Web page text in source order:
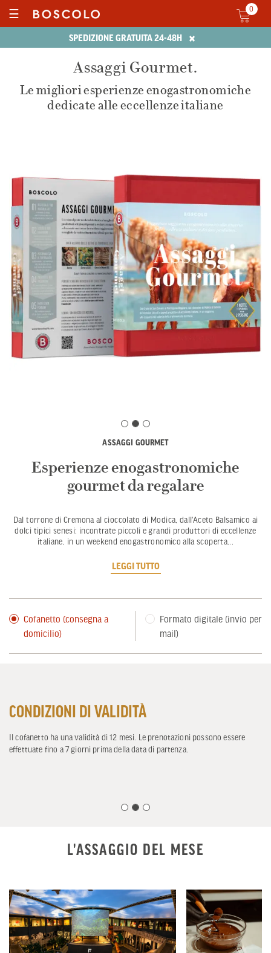
SPEDIZIONE GRATUITA 24-48H ×
☰ 0
Assaggi Gourmet.
Le migliori esperienze enogastronomiche
dedicate alle eccellenze italiane
ASSAGGI GOURMET
Esperienze enogastronomiche
gourmet da regalare
Dal torrone di Cremona al cioccolato di Modica, dall'Aceto Balsamico ai
dolci tipici senesi: incontrate piccoli e grandi produttori di eccellenze
italiane, in un weekend enogastronomico alla scoperta
LEGGI TUTTO
Cofanetto (consegna a
domicilio)
Formato digitale (invio per
mail)
ASSISTENZA E CONCIERGE
È un servizio a disposizione di chi vuole prenotare con il supporto di un
operatore esperto o arricchire il proprio pacchetto con opzioni aggiuntive.
L'ASSAGGIO DEL MESE